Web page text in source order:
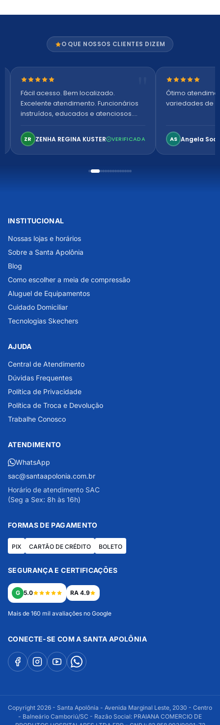
O QUE NOSSOS CLIENTES DIZEM
Nota 5 de 5 estrelas
Fácil acesso. Bem localizado.
Excelente atendimento. Funcionários
instruídos, educados e atenciosos.
confortável. Perfeito!
ZR ZENHA REGINA KUSTER VERIFICADA
Nota 5 de 5
Ótimo
variedades de
AS Angela
INSTITUCIONAL
Nossas lojas e horários
Sobre a Santa Apolônia
Blog
Como escolher a meia de compressão
Aluguel de Equipamentos
Cuidado Domiciliar
Tecnologias Skechers
AJUDA
Central de Atendimento
Dúvidas Frequentes
Política de Privacidade
Política de Troca e Devolução
Trabalhe Conosco
ATENDIMENTO
WhatsApp
sac@santaapolonia.com.br
Horário de atendimento SAC
(Seg a Sex: 8h às 16h)
FORMAS DE PAGAMENTO
PIX CARTÃO DE CRÉDITO BOLETO
SEGURANÇA E CERTIFICAÇÕES
G 5.0 RA 4.9
Mais de 160 mil avaliações no Google
CONECTE-SE COM A SANTA APOLÔNIA
Copyright 2026 - Santa Apolônia - Avenida Marginal Leste, 2030 - Centro
- Balneário Camboriú/SC - Razão Social: PRAIANA COMERCIO DE